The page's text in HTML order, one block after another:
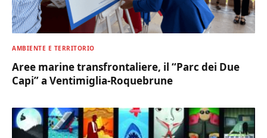
AMBIENTE E TERRITORIO
Aree marine transfrontaliere, il “Parc dei Due
Capi” a Ventimiglia-Roquebrune